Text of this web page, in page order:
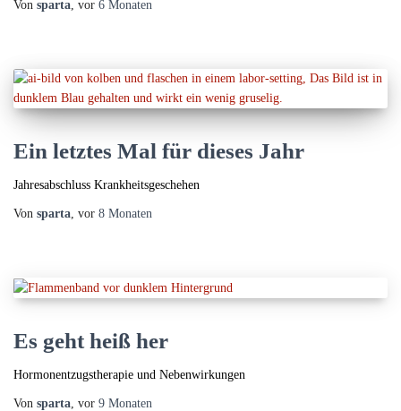
Von sparta, vor 6 Monaten
Ein letztes Mal für dieses Jahr
Jahresabschluss Krankheitsgeschehen
Von sparta, vor 8 Monaten
Es geht heiß her
Hormonentzugstherapie und Nebenwirkungen
Von sparta , vor 9 Monaten